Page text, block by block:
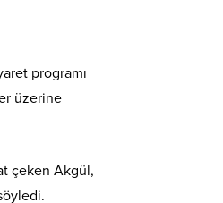
programı
üzerine
çeken Akgül,